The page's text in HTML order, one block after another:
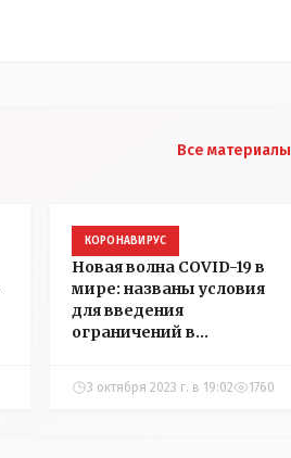
Все материалы
КОРОНАВИРУС
Новая волна COVID-19 в
мире: названы условия
для введения
ограничений в
3 октября 2023 г. в 19:02 1760